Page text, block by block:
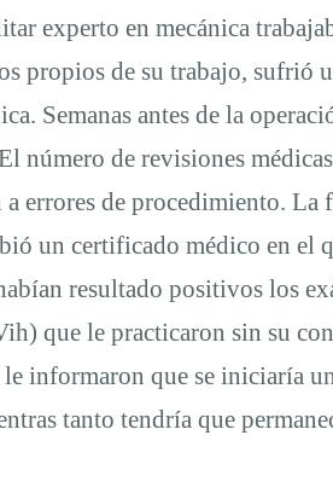
experto en mecánica
propios de su trabajo, sufrió
Semanas antes de la
número de revisiones
errores de procedimiento. La
un certificado médico en el
resultado positivos los
que le practicaron sin su
informaron que se iniciaría
tanto tendría que